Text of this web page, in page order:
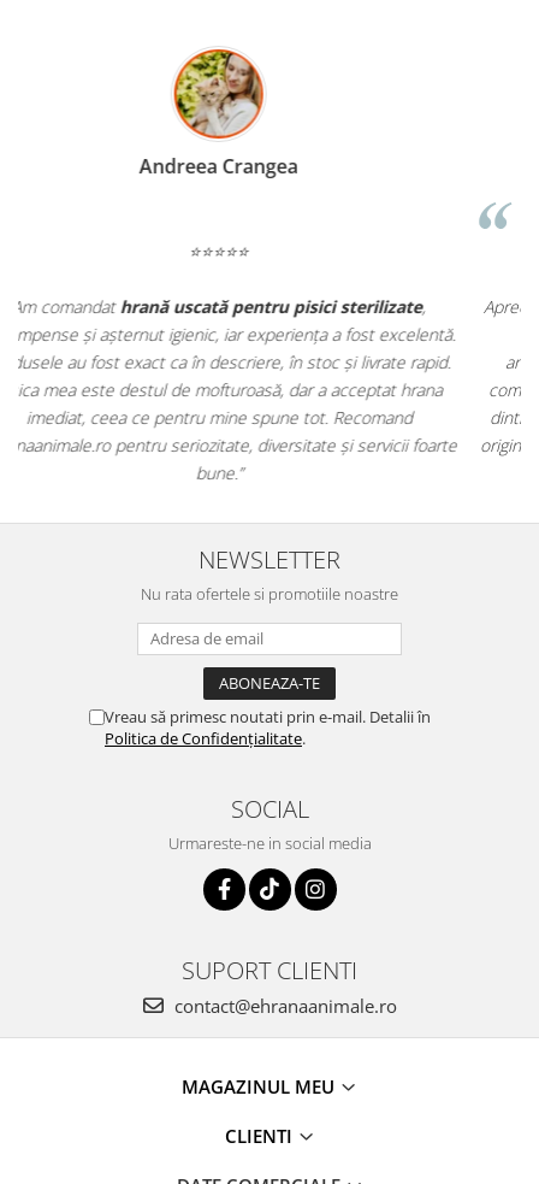
Madalina Stancea
⭐⭐⭐⭐⭐
Apreciez foarte mult faptul că peehranaanimale.ro găsesc nu
doar hrană, ci și produse dinfarmacia veterinară
antiparazitare, suplimente și soluții de îngrijire. Este foarte
comod să pot comanda tot ce am nevoie pentru animalul meu
dintr-un singur loc. Livrarea a fost rapidă, iar produsele au fost
originale și în termen. Magazin serios, bine organizat și foarte util
pentru orice stăpân de animale.
NEWSLETTER
Nu rata ofertele si promotiile noastre
Vreau să primesc noutati prin e-mail. Detalii în
Politica de Confidențialitate.
SOCIAL
Urmareste-ne in social media
SUPORT CLIENTI
contact@ehranaanimale.ro
MAGAZINUL MEU
CLIENTI